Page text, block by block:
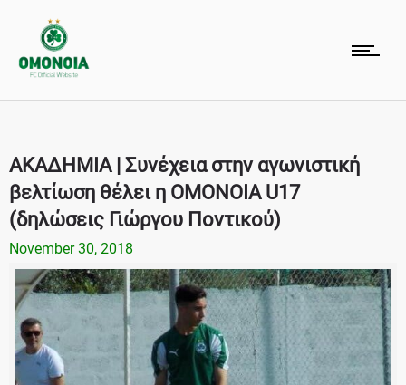
ΑΚΑΔΗΜΙΑ | Συνέχεια στην αγωνιστική
βελτίωση θέλει η ΟΜΟΝΟΙΑ U17
(δηλώσεις Γιώργου Ποντικού)
November 30, 2018